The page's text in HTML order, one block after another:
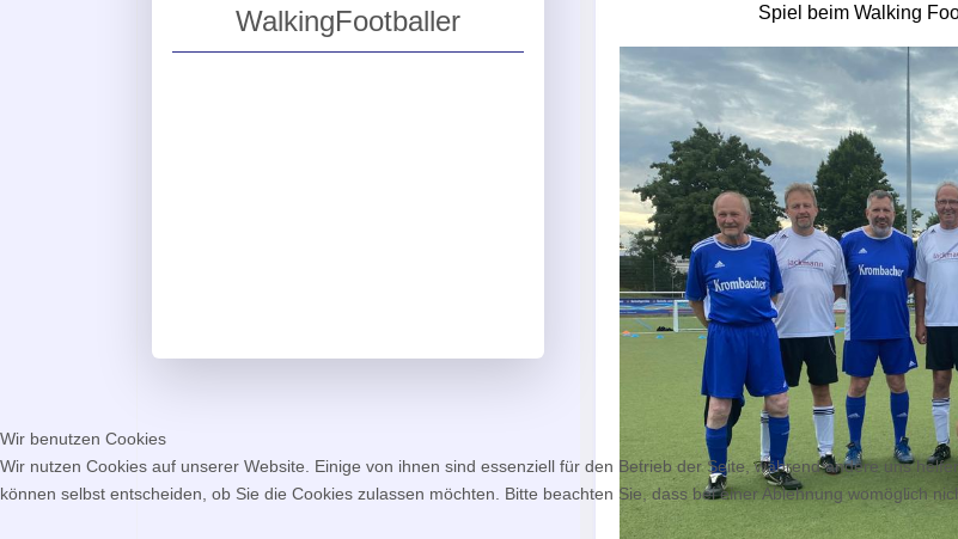
WalkingFootballer
Spiel beim Walking
Wir benutzen Cookies
Wir nutzen Cookies auf unserer Website. Einige von ihnen sind essenziell für den Betrieb der Seite, während andere uns
können selbst entscheiden, ob Sie die Cookies zulassen möchten. Bitte beachten Sie, dass bei einer Ablehnung womöglich